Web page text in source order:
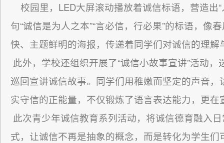
校园里，LED大屏滚动播放着诚信标语，营造出
句“诚信是为人之本”“言必信，行必果”的标语，像
快、主题鲜明的海报，传递着同学们对诚信的理
此外，学校还组织开展了“诚信小故事宣讲”活动
巡回宣讲诚信故事。同学们用稚嫩而坚定的声音
实守信的正能量，不仅锻炼了语言表达能力，更
此次青少年诚信教育系列活动，将诚信德育融入
式，让诚信不再是抽象的概念，而是转化为学生